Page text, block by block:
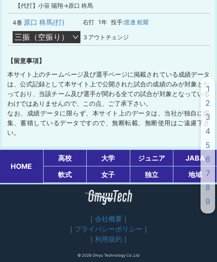
【代打】小笹 陽翔→原口 柊馬
4番 原口 柊馬(打) 右打 1年 投手:渡邊 航耀
三振（空振り） ３アウトチェンジ
【留意事項】
本サイト上のチームページ及び選手ページに掲載されている成績データ
は、公式記録として本サイト上で公開された試合の成績のみが対象とな
っており、当該チーム及び選手が関わる全ての試合が対象となっている
わけではありませんので、この点、ご了承下さい。
なお、成績データに限らず、本サイト上のデータは、当社が独自に収
集、蓄積しているデータですので、無断転載、無断使用はご遠慮下さ
い。
HOME
高校 大学 ジュニア
JABA
軟式
女子 独立 地域
会社概要
プライバシーポリシー
利用規約
© 2026 Omyu Technology Co.,Ltd
1
2
3
4
5
6
7
8
9